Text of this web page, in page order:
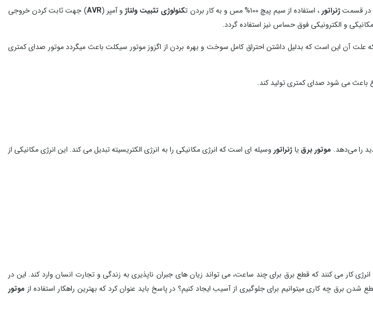
در قسمتژنراتور، استفاده از سیم پیچ 100% مس و به کار بردن ت کنولوژی تثبیت ولتاژو آمپر (AVR) جهت ثابت کردن خروجی
و الکترونیکی فوق حساس نیز استفاده گردد.
آن این است که بدلیل داشتن احتراق کامل سوخت و بهره بردن از اگزوز موتور سيكلت باعث میگردد موتور صدای كمتری
باعث می شود صدای کمتری تولید کند.
را می‌دهد. موتور برق یاژنراتور وسیله ای است که انرژی مکانیکی را به انرژی الکتریسیته تبدیل می کند. این انرژی مکانیکی از
کار می کنند که قطع برق برای چند ساعت، می تواند زیان های جبران ناپذیری به زندگی و تجارت انسان وارد کند. این در
چه کاری میتوانیم برای جلوگیری از آسیب ایجاد کنیم؟ در پاسخ باید عنوان کرد که بهترین راهکار استفاده از موتور